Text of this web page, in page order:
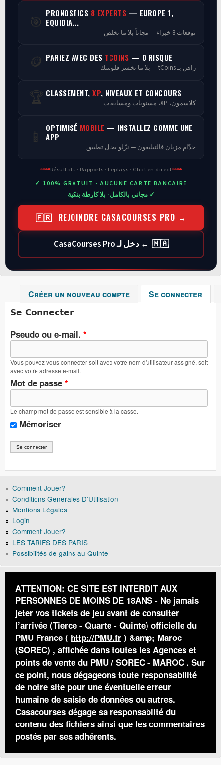
Programmes
🎯 PRONOSTICS 8 EXPERTS — EUROPE 1,
EQUIDIA...
توقعات 8 خبراء — مجاناً بلا ما تخلص
🪙 PARIEZ AVEC DES TCOINS — 0 RISQUE
راهن بـ tCoins — بلا ما تخسر فلوسك
🏆 CLASSEMENT, XP, NIVEAUX ET CONCOURS
كلاسمون، XP، مستويات ومسابقات
📱 OPTIMISÉ MOBILE — INSTALLEZ COMME UNE
APP
خدّام مزيان فالتيليفون — نزّلو بحال تطبيق
Résultats · Rapports · Replays · Chat en direct
✓ 100% GRATUIT · AUCUNE CARTE BANCAIRE
✓ مجاني بالكامل · بلا كارطة بنكية
🇫🇷 REJOINDRE CASACOURSES PRO →
🇲🇦 ← دخل لـ CasaCourses Pro
Créer un nouveau compte Se connecter
Se Connecter
Pseudo ou e-mail. *
Vous pouvez vous connecter soit avec votre nom d'utilisateur assigné, soit
avec votre adresse e-mail.
Mot de passe *
Le champ mot de passe est sensible à la casse.
Mémoriser
Comment Jouer?
Conditions Generales D’Utilisation
Mentions Légales
Login
Comment Jouer?
LES TARIFS DES PARIS
Possibilités de gains au Quinte+
ATTENTION: CE SITE EST INTERDIT AUX
PERSONNES DE MOINS DE 18ANS - Ne jamais
jeter vos tickets de jeu avant de consulter
l’arrivée (Tierce - Quarte - Quinte) officielle du
PMU France ( http://PMU.fr ) &amp; Maroc
(SOREC) , affichée dans toutes les Agences et
points de vente du PMU / SOREC - MAROC . Sur
ce point, nous dégageons toute responsabilité
de notre site pour une éventuelle erreur
humaine de saisie de données ou autres.
Casacourses dégage sa responsablité du
contenu des fichiers ainsi que les commentaires
postés par ses adhérents.